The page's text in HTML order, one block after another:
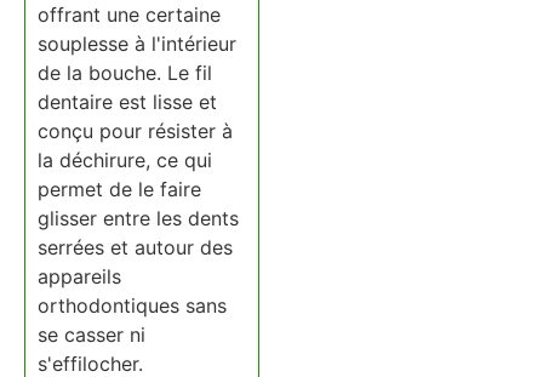
offrant une certaine
souplesse à l'intérieur
de la bouche. Le fil
dentaire est lisse et
conçu pour résister à
la déchirure, ce qui
permet de le faire
glisser entre les dents
serrées et autour des
appareils
orthodontiques sans
se casser ni
s'effilocher.